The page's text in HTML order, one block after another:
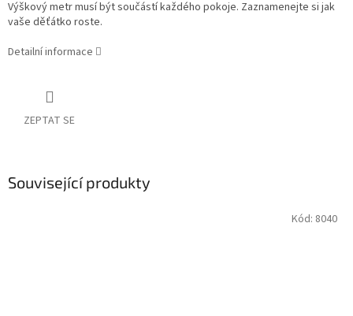
Výškový metr musí být součástí každého pokoje. Zaznamenejte si jak
vaše děťátko roste.
Detailní informace
ZEPTAT SE
Související produkty
Kód: 8040